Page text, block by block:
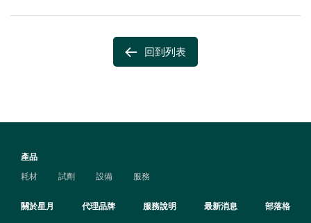
回到列表
產品
耗材
試劑 設備 服務
關於星月 代理品牌 服務說明 最新消息 部落格